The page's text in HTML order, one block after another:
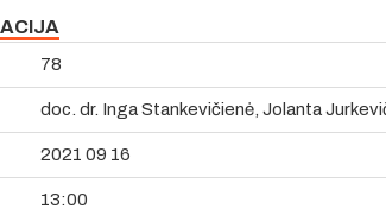
78
doc. dr. Inga Stankevičienė, Jolanta
2021 09 16
13:00